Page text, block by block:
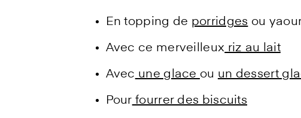
En topping de porridges ou
Avec ce merveilleux riz au lait
Avec une glace ou un dessert
Pour fourrer des biscuits